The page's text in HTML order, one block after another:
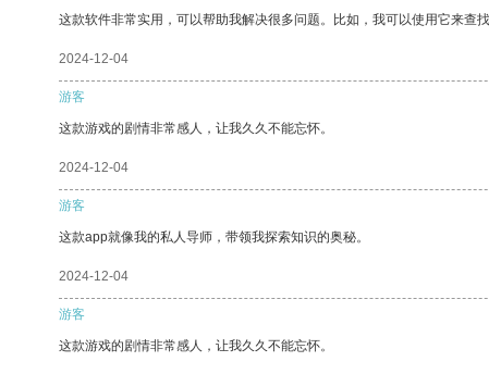
这款软件非常实用，可以帮助我解决很多问题。比如，我可以使用它来查
2024-12-04
游客
这款游戏的剧情非常感人，让我久久不能忘怀。
2024-12-04
游客
这款app就像我的私人导师，带领我探索知识的奥秘。
2024-12-04
游客
这款游戏的剧情非常感人，让我久久不能忘怀。